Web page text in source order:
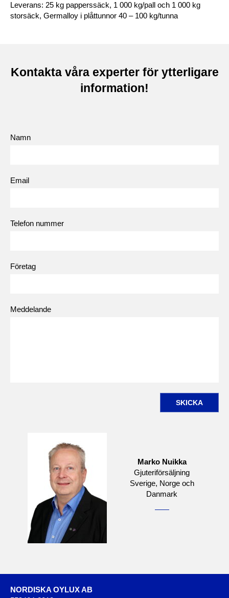
Leverans: 25 kg papperssäck, 1 000 kg/pall och 1 000 kg
storsäck, Germalloy i plåttunnor 40 – 100 kg/tunna
Kontakta våra experter för ytterligare
information!
Namn
Email
Telefon nummer
Företag
Meddelande
SKICKA
Marko Nuikka
Gjuteriförsäljning
Sverige, Norge och
Danmark
NORDISKA OYLUX AB